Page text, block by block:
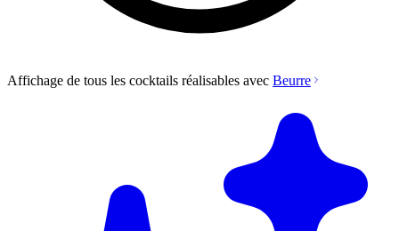
Affichage de tous les cocktails réalisables avec Beurre